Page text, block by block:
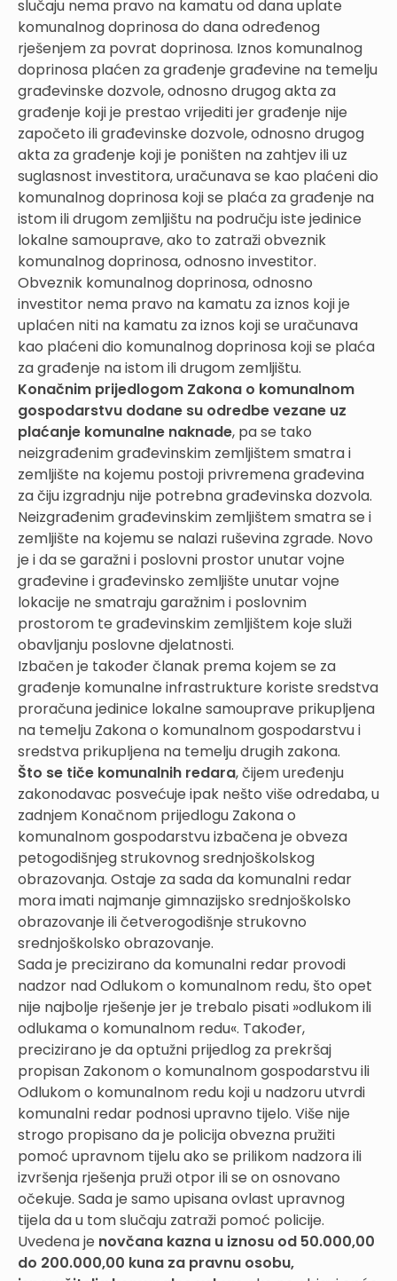
slučaju nema pravo na kamatu od dana uplate
komunalnog doprinosa do dana određenog
rješenjem za povrat doprinosa. Iznos komunalnog
doprinosa plaćen za građenje građevine na temelju
građevinske dozvole, odnosno drugog akta za
građenje koji je prestao vrijediti jer građenje nije
započeto ili građevinske dozvole, odnosno drugog
akta za građenje koji je poništen na zahtjev ili uz
suglasnost investitora, uračunava se kao plaćeni dio
komunalnog doprinosa koji se plaća za građenje na
istom ili drugom zemljištu na području iste jedinice
lokalne samouprave, ako to zatraži obveznik
komunalnog doprinosa, odnosno investitor.
Obveznik komunalnog doprinosa, odnosno
investitor nema pravo na kamatu za iznos koji je
uplaćen niti na kamatu za iznos koji se uračunava
kao plaćeni dio komunalnog doprinosa koji se plaća
za građenje na istom ili drugom zemljištu.
Konačnim prijedlogom Zakona o komunalnom
gospodarstvu dodane su odredbe vezane uz
plaćanje komunalne naknade, pa se tako
neizgrađenim građevinskim zemljištem smatra i
zemljište na kojemu postoji privremena građevina
za čiju izgradnju nije potrebna građevinska dozvola.
Neizgrađenim građevinskim zemljištem smatra se i
zemljište na kojemu se nalazi ruševina zgrade. Novo
je i da se garažni i poslovni prostor unutar vojne
građevine i građevinsko zemljište unutar vojne
lokacije ne smatraju garažnim i poslovnim
prostorom te građevinskim zemljištem koje služi
obavljanju poslovne djelatnosti.
Izbačen je također članak prema kojem se za
građenje komunalne infrastrukture koriste sredstva
proračuna jedinice lokalne samouprave prikupljena
na temelju Zakona o komunalnom gospodarstvu i
sredstva prikupljena na temelju drugih zakona.
Što se tiče komunalnih redara, čijem uređenju
zakonodavac posvećuje ipak nešto više odredaba, u
zadnjem Konačnom prijedlogu Zakona o
komunalnom gospodarstvu izbačena je obveza
petogodišnjeg strukovnog srednjoškolskog
obrazovanja. Ostaje za sada da komunalni redar
mora imati najmanje gimnazijsko srednjoškolsko
obrazovanje ili četverogodišnje strukovno
srednjoškolsko obrazovanje.
Sada je precizirano da komunalni redar provodi
nadzor nad Odlukom o komunalnom redu, što opet
nije najbolje rješenje jer je trebalo pisati »odlukom ili
odlukama o komunalnom redu«. Također,
precizirano je da optužni prijedlog za prekršaj
propisan Zakonom o komunalnom gospodarstvu ili
Odlukom o komunalnom redu koji u nadzoru utvrdi
komunalni redar podnosi upravno tijelo. Više nije
strogo propisano da je policija obvezna pružiti
pomoć upravnom tijelu ako se prilikom nadzora ili
izvršenja rješenja pruži otpor ili se on osnovano
očekuje. Sada je samo upisana ovlast upravnog
tijela da u tom slučaju zatraži pomoć policije.
Uvedena je novčana kazna u iznosu od 50.000,00
do 200.000,00 kuna za pravnu osobu,